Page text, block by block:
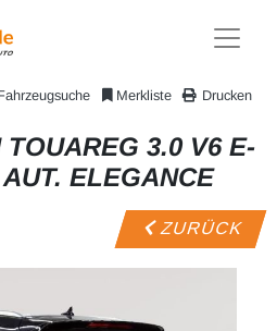
Drucken
Merkliste
3.0 V6 E-
ELEGANCE
ZURÜCK